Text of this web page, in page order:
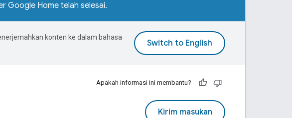
Google Home telah selesai.
konten ke dalam bahasa
Apakah informasi ini membantu?
Kirim masukan